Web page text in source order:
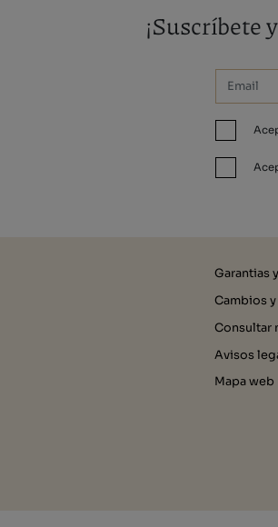
¡Suscríbete
Garantias
Cambios
Consultar
Avisos
Mapa web